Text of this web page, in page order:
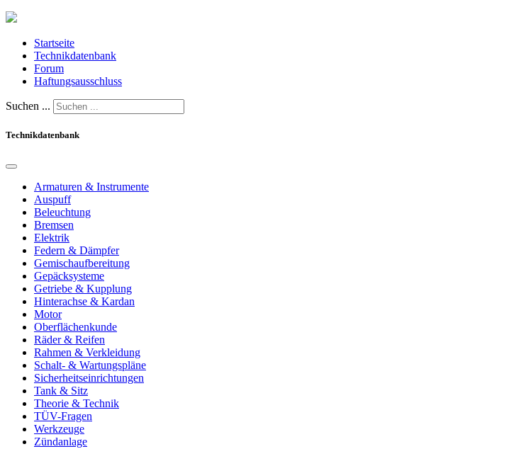
Startseite
Technikdatenbank
Forum
Haftungsausschluss
Suchen ...
Technikdatenbank
Armaturen & Instrumente
Auspuff
Beleuchtung
Bremsen
Elektrik
Federn & Dämpfer
Gemischaufbereitung
Gepäcksysteme
Getriebe & Kupplung
Hinterachse & Kardan
Motor
Oberflächenkunde
Räder & Reifen
Rahmen & Verkleidung
Schalt- & Wartungspläne
Sicherheitseinrichtungen
Tank & Sitz
Theorie & Technik
TÜV-Fragen
Werkzeuge
Zündanlage